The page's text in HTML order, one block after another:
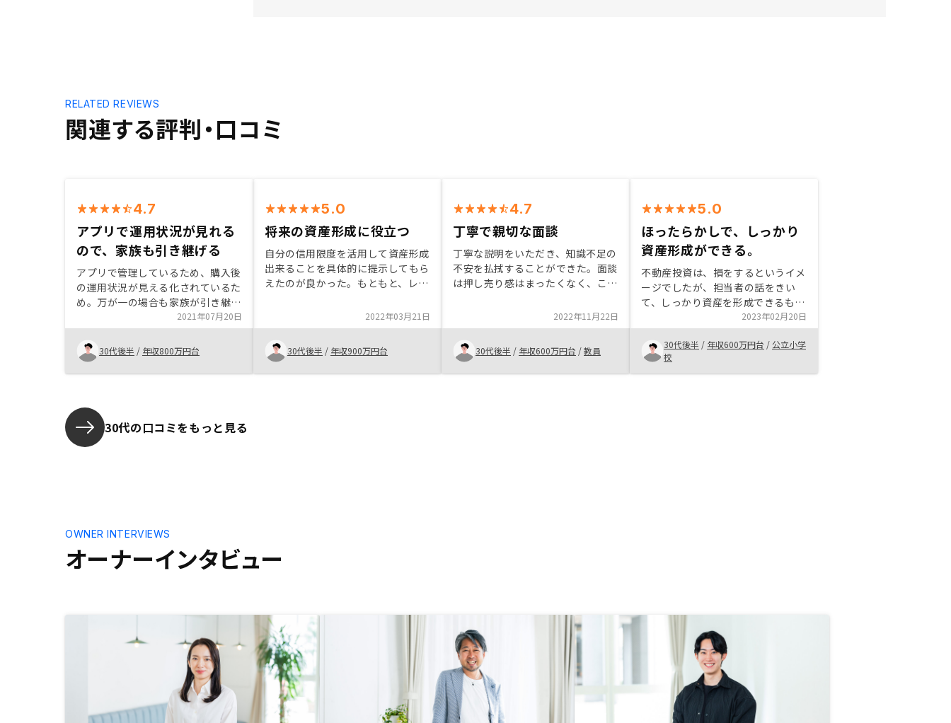
関連する評判・口コミ
RELATED REVIEWS
4.7
アプリで運用状況が見れる
ので、家族も引き継げる
アプリで管理しているため、購入後
の運用状況が見える化されているた
め。万が一の場合も家族が引き継げ
ると考えました。良くなる点ではな
いかもしれませんが、ふるさと納税
の限度額の計算を行いたい
2021年07月20日
30代後半 / 年収800万円台
5.0
将来の資産形成に役立つ
自分の信用限度を活用して資産形成
出来ることを具体的に提示してもら
えたのが良かった。もともと、レバ
味があり提案されたタイミングも良
かった。将来的には家族に不動産と
いう資産が残せることも購入を決め
た理由です。
2022年03月21日
30代後半 / 年収900万円台
4.7
丁寧で親切な面談
丁寧な説明をいただき、知識不足の
不安を払拭することができた。面談
は押し売り感はまったくなく、こち
ただきながら検討することができ
た。最終的には、担当の井毛田さん
に信頼性を感じたことが決め手とな
った。
2022年11月22日
30代後半 / 年収600万円台 /教員
5.0
ほったらかしで、しっかり
資産形成ができる。
不動産投資は、損をするというイメ
ージでしたが、担当者の話をきい
て、しっかり資産を形成できるもの
だとわかりました。RENOSYが管理
してくれるので、自分自身は特に何
もせずほったらかしで、資産形成で
きるところはとても良いです。
2023年02月20日
30代後半 / 年収600万円台 / 公立小学
校
30代の口コミをもっと見る
オーナーインタビュー
OWNER INTERVIEWS